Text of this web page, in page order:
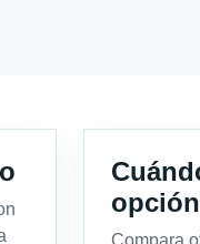
opción
Compara